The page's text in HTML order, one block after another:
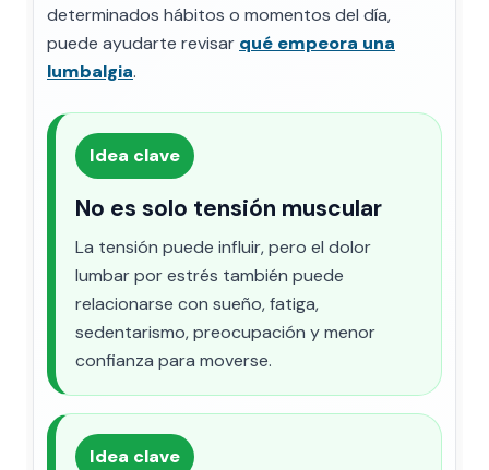
determinados hábitos o momentos del día,
puede ayudarte revisar qué empeora una
lumbalgia.
Idea clave
No es solo tensión muscular
La tensión puede influir, pero el dolor
lumbar por estrés también puede
relacionarse con sueño, fatiga,
sedentarismo, preocupación y menor
confianza para moverse.
Idea clave